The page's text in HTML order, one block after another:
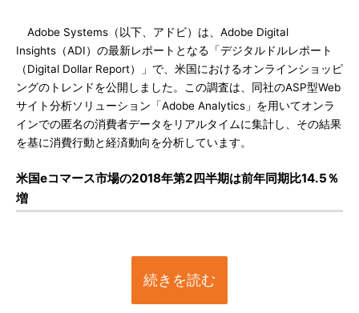
Adobe Systems（以下、アドビ）は、Adobe Digital
Insights（ADI）の最新レポートとなる「デジタルドルレポート
（Digital Dollar Report）」で、米国におけるオンラインショッピ
ングのトレンドを公開しました。この調査は、同社のASP型Web
サイト分析ソリューション「Adobe Analytics」を用いてオンラ
インでの匿名の消費者データをリアルタイムに集計し、その結果
を基に消費行動と経済動向を分析しています。
米国eコマース市場の2018年第2四半期は前年同期比14.5％
増
続きを読む